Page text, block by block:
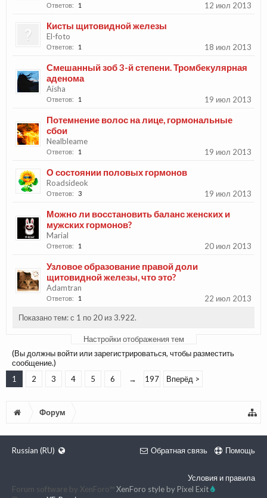
Ответов: 1 12 июл 2013
Кисты щитовидной железы
El-foto
Ответов: 1 18 июл 2013
Смешанный зоб 3-й степени. Тромбекулярная
аденома
Aisha
Ответов: 1 19 июл 2013
Потемнение волос на лице, гормональные
сбои
Nealbleame
Ответов: 1 19 июл 2013
О состоянии половых гормонов
Roadsideok
Ответов: 3 19 июл 2013
Можно ли восстановить баланс женских и
мужских гормонов?
Marial
Ответов: 1 20 июл 2013
Узловое образование правой доли
щитовидной железы, что это?
Adamtran
Ответов: 1
22 июл 2013
Показано тем: с 1 по 20 из 3.922.
Настройки отображения тем
(Вы должны войти или зарегистрироваться, чтобы разместить
сообщение.)
1
2 3 4 5 6 → 197 Вперёд >
Форум
Russian (RU) Обратная связь Помощь
Условия и правила
Forum software by XenForo™XenForo style by Pixel Exit